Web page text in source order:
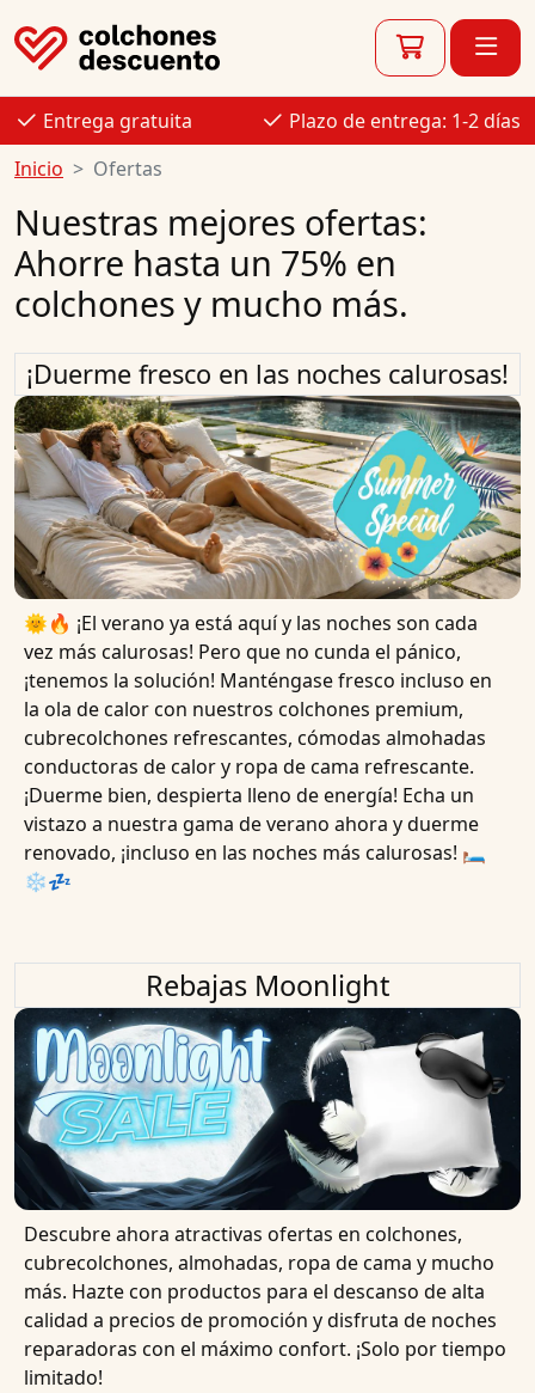
Entrega gratuita
Plazo de entrega: 1-2 días
Inicio
Ofertas
Nuestras mejores ofertas:
Ahorre hasta un 75% en
colchones y mucho más.
¡Duerme fresco en las noches calurosas!
🌞🔥 ¡El verano ya está aquí y las noches son cada
vez más calurosas! Pero que no cunda el pánico,
¡tenemos la solución! Manténgase fresco incluso en
la ola de calor con nuestros colchones premium,
cubrecolchones refrescantes, cómodas almohadas
conductoras de calor y ropa de cama refrescante.
¡Duerme bien, despierta lleno de energía! Echa un
vistazo a nuestra gama de verano ahora y duerme
renovado, ¡incluso en las noches más calurosas! 🛏
❄️💤
Rebajas Moonlight
Descubre ahora atractivas ofertas en colchones,
cubrecolchones, almohadas, ropa de cama y mucho
más. Hazte con productos para el descanso de alta
calidad a precios de promoción y disfruta de noches
reparadoras con el máximo confort. ¡Solo por tiempo
limitado!